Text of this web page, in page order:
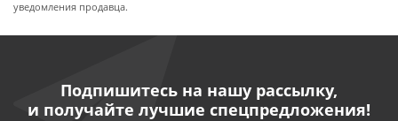
уведомления продавца.
Подпишитесь на нашу рассылку,
и получайте лучшие спецпредложения!